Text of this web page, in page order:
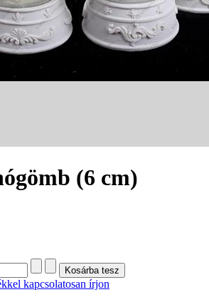
(6 cm)
kapcsolatosan írjon